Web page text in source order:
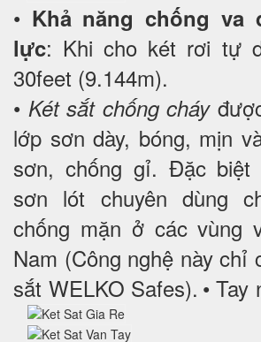
• Khả năng chống va
lực: Khi cho két rơi tự
30feet (9.144m).
• Két sắt chống cháy
lớp sơn dày, bóng, mịn
sơn, chống gỉ. Đặc
sơn lót chuyên dùng
chống mặn ở các vùng
Nam (Công nghệ này chỉ
sắt WELKO Safes). • Tay